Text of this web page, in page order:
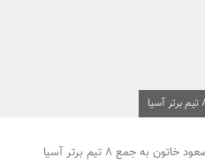
خاتون به جمع 8 تيم برتر آسيا